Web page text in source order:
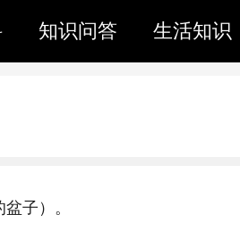
知识问答 生活知识
子）。